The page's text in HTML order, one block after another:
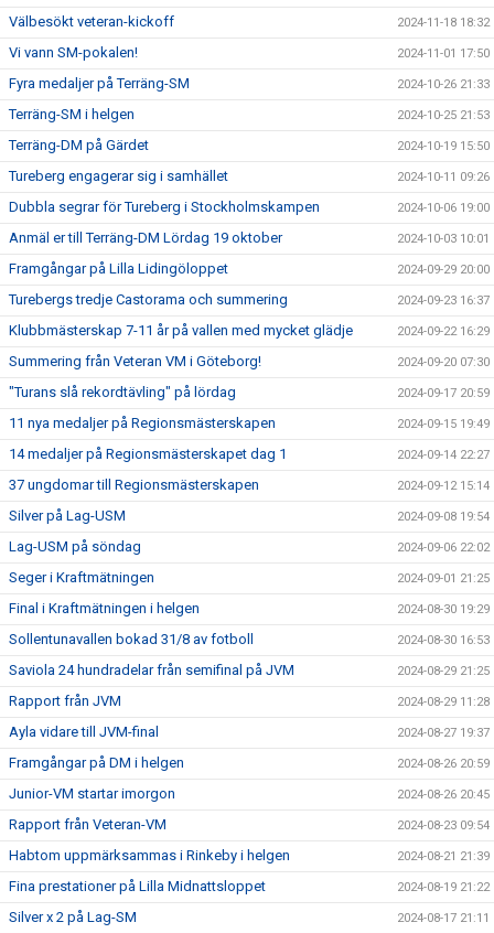
Välbesökt veteran-kickoff 2024-11-18 18:32
Vi vann SM-pokalen! 2024-11-01 17:50
Fyra medaljer på Terräng-SM 2024-10-26 21:33
Terräng-SM i helgen 2024-10-25 21:53
Terräng-DM på Gärdet 2024-10-19 15:50
Tureberg engagerar sig i samhället 2024-10-11 09:26
Dubbla segrar för Tureberg i Stockholmskampen 2024-10-06 19:00
Anmäl er till Terräng-DM Lördag 19 oktober 2024-10-03 10:01
Framgångar på Lilla Lidingöloppet 2024-09-29 20:00
Turebergs tredje Castorama och summering 2024-09-23 16:37
Klubbmästerskap 7-11 år på vallen med mycket glädje 2024-09-22 16:29
Summering från Veteran VM i Göteborg! 2024-09-20 07:30
"Turans slå rekordtävling" på lördag 2024-09-17 20:59
11 nya medaljer på Regionsmästerskapen 2024-09-15 19:49
14 medaljer på Regionsmästerskapet dag 1 2024-09-14 22:27
37 ungdomar till Regionsmästerskapen 2024-09-12 15:14
Silver på Lag-USM 2024-09-08 19:54
Lag-USM på söndag 2024-09-06 22:02
Seger i Kraftmätningen 2024-09-01 21:25
Final i Kraftmätningen i helgen 2024-08-30 19:29
Sollentunavallen bokad 31/8 av fotboll 2024-08-30 16:53
Saviola 24 hundradelar från semifinal på JVM 2024-08-29 21:25
Rapport från JVM 2024-08-29 11:28
Ayla vidare till JVM-final 2024-08-27 19:37
Framgångar på DM i helgen 2024-08-26 20:59
Junior-VM startar imorgon 2024-08-26 20:45
Rapport från Veteran-VM 2024-08-23 09:54
Habtom uppmärksammas i Rinkeby i helgen 2024-08-21 21:39
Fina prestationer på Lilla Midnattsloppet 2024-08-19 21:22
Silver x 2 på Lag-SM 2024-08-17 21:11